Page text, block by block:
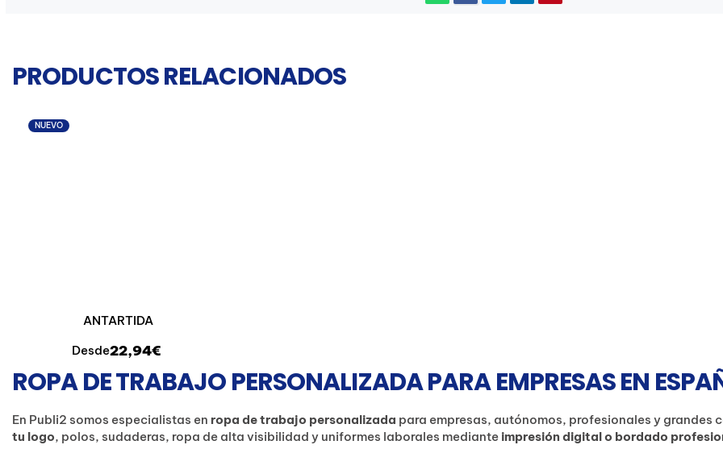
PRODUCTOS RELACIONADOS
ANTARTIDA
Desde22,94€
NUEVO
ROPA DE TRABAJO PERSONALIZADA PARA EMPRESAS EN
En Publi2 somos especialistas en ropa de trabajo personalizada para empresas, autónomos, profesionales y grandes
tu logo, polos, sudaderas, ropa de alta visibilidad y uniformes laborales mediante impresión digital o bordado